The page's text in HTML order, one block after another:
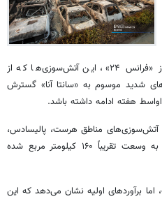
و به نقل از «فرانس ۲۴»، این آتش‌سوزی‌ها که از
شدید موسوم به «سانتاآنا» گسترش
هفته ادامه داشته باشد.
آتش‌سوزی‌های مناطق هرست، پالیسادس،
و کنت موجب تخریب منطقه‌ای به وسعت تقریباً ۱۶۰ کیلومتر مربع شده
برآوردهای اولیه نشان می‌دهد که این